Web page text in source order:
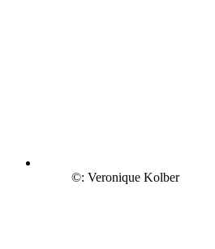
©: Veronique Kolber